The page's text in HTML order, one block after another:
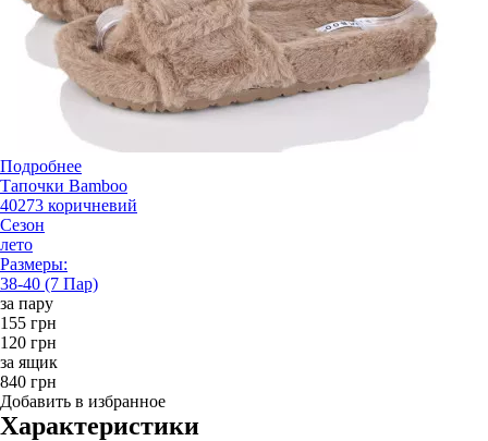
Подробнее
Тапочки Bamboo
40273 коричневий
Сезон
лето
Размеры:
38-40 (7 Пар)
за пару
155 грн
120 грн
за ящик
840 грн
Добавить в избранное
Характеристики